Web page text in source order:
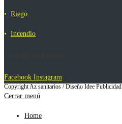
• Riego
• Incendio
Facebook Instagram
Copyright Az sanitarios / Diseño Idee Publicidad
Cerrar menú
Home